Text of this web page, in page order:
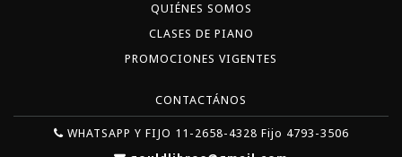
QUIÉNES SOMOS
CLASES DE PIANO
PROMOCIONES VIGENTES
CONTACTÁNOS
WHATSAPP Y FIJO 11-2658-4328 Fijo 4793-3506